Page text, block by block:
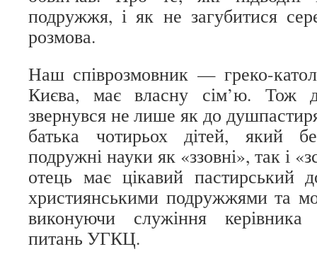
подружжя, і як не загубитися
розмова.
Наш співрозмовник — греко-
Києва, має власну сім’ю. Тож
звернувся не лише як до
батька чотирьох дітей, який
подружні науки як «ззовні», так і
отець має цікавий пастирський
християнськими подружжями та
виконуючи служіння керівника
питань УГКЦ.